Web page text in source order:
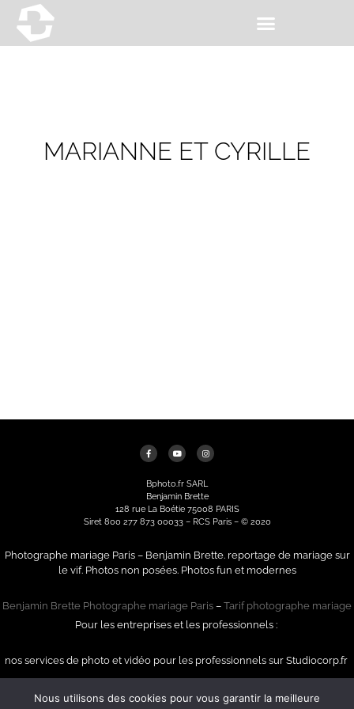
MARIANNE ET CYRILLE
Bphoto.fr SARL
Benjamin Brette
128 rue La Boétie 75008 PARIS
Siret 800 277 873 00033 – RCS Paris – © 2020
Photographe mariage Paris – Benjamin Brette. reportage de mariage sur
le vif. Photos non posées. Photos fun et modernes
Benjamin Brette Photographe mariage Paris – Tarif photographe mariage
Pour les entreprises et les professionnels :
nos services de photo et vidéo pour les professionnels sur Studiocorp.fr
Mentions légales
Nous utilisons des cookies pour vous garantir la meilleure